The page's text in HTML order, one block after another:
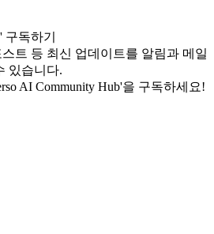
구독하기
트 등 최신 업데이트를 알림과 메일
있습니다.
AI Community Hub'을 구독하세요!